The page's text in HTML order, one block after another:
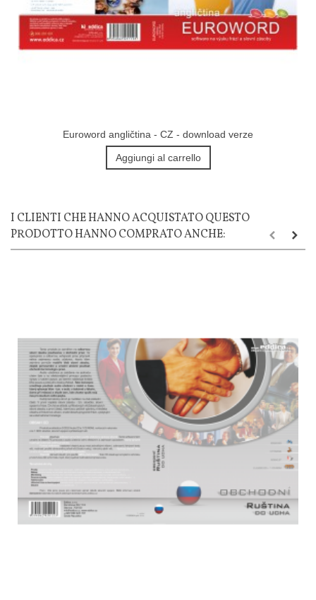
Euroword angličtina - CZ - download verze
Aggiungi al carrello
I CLIENTI CHE HANNO ACQUISTATO QUESTO
PRODOTTO HANNO COMPRATO ANCHE: